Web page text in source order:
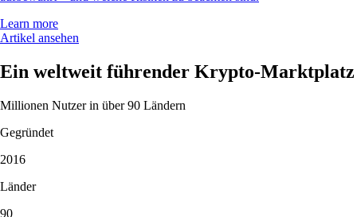
Learn more
Artikel ansehen
Ein weltweit führender Krypto-Marktplatz
Millionen Nutzer in über 90 Ländern
Gegründet
2016
Länder
90